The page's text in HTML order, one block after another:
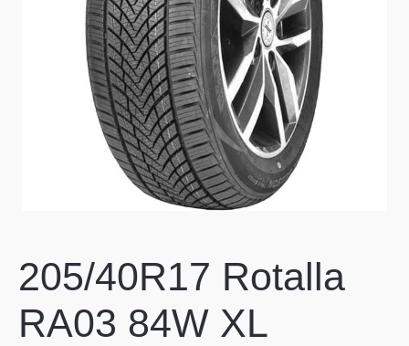
205/40R17 Rotalla
RA03 84W XL